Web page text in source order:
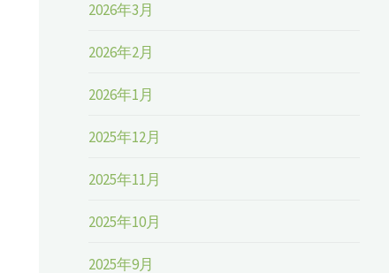
2026年3月
2026年2月
2026年1月
2025年12月
2025年11月
2025年10月
2025年9月